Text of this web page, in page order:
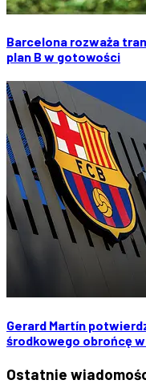
Barcelona rozważa
plan B w gotowości
Gerard Martín
środkowego obrońcę
Ostatnie